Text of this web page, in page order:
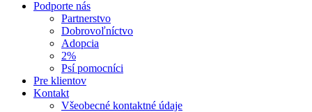
Podporte nás
Partnerstvo
Dobrovoľníctvo
Adopcia
2%
Psí pomocníci
Pre klientov
Kontakt
Všeobecné kontaktné údaje